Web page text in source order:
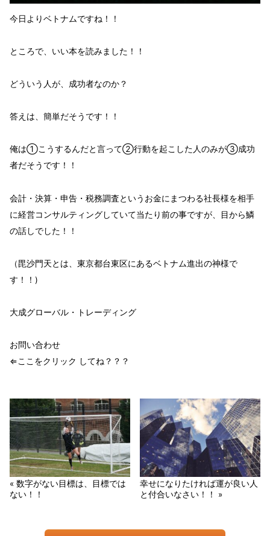
今日よりベトナムですね！！
ところで、いい本を読みました！！
どういう人が、成功者なのか？
答えは、簡単だそうです！！
俺は①こうするんだと言って②行動を起こした人のみが③成功
者だそうです！！
会計・決算・申告・税務調査というお金にまつわる社長様を相手
に経営コンサルティングしていて当たり前の事ですが、目から鱗
の話しでした！！
（毘沙門天とは、東京都台東区にあるベトナム進出の神様で
す！！)
大成グローバル・トレーディング
お問い合わせ
⇐ここをクリック してね？？？
« 数字がない目標は、目標では
ない！！
幸せになりたければ運が良い人
と付合いなさい！！ »